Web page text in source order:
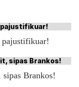
Brankos!